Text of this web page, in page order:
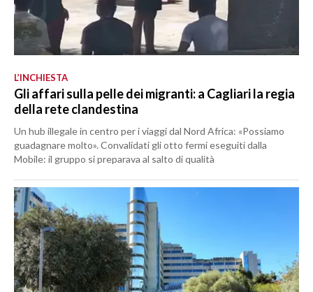
L’INCHIESTA
Gli affari sulla pelle dei migranti: a Cagliari la regia
della rete clandestina
Un hub illegale in centro per i viaggi dal Nord Africa: «Possiamo
guadagnare molto». Convalidati gli otto fermi eseguiti dalla
Mobile: il gruppo si preparava al salto di qualità